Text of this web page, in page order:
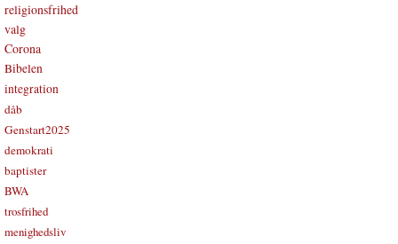
religionsfrihed
valg
Corona
Bibelen
integration
dåb
Genstart2025
demokrati
baptister
BWA
trosfrihed
menighedsliv